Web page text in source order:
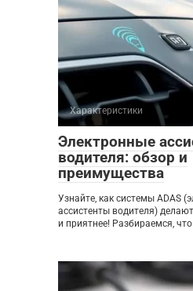
Характеристики
Электронные
водителя: обзор и
преимущества
Узнайте, как системы ADAS
ассистенты водителя)
и приятнее! Разбираемся, что